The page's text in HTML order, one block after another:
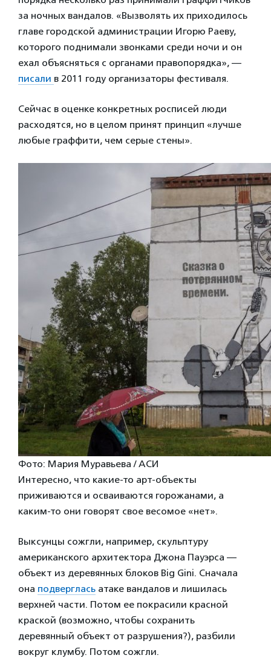
за ночных вандалов. «Вызволять их приходилось
главе городской администрации Игорю Раеву,
которого поднимали звонками среди ночи и он
ехал объясняться с органами правопорядка», —
писали в 2011 году организаторы фестиваля.
Сейчас в оценке конкретных росписей люди
расходятся, но в целом принят принцип «лучше
любые граффити, чем серые стены».
Фото: Мария Муравьева / АСИ
Интересно, что какие-то арт-объекты
приживаются и осваиваются горожанами, а
каким-то они говорят свое весомое «нет».
Выксунцы сожгли, например, скульптуру
американского архитектора Джона Пауэрса —
объект из деревянных блоков Big Gini. Сначала
она подверглась атаке вандалов и лишилась
верхней части. Потом ее покрасили красной
краской (возможно, чтобы сохранить
деревянный объект от разрушения?), разбили
вокруг клумбу. Потом сожгли.